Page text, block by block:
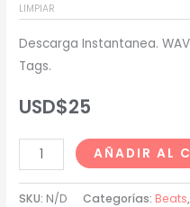
LIMPIAR
Descarga Instantanea.
Tags.
USD$25
Sticky
MA
x
AÑADIR AL
SKU: N/D Categorías: Beats,